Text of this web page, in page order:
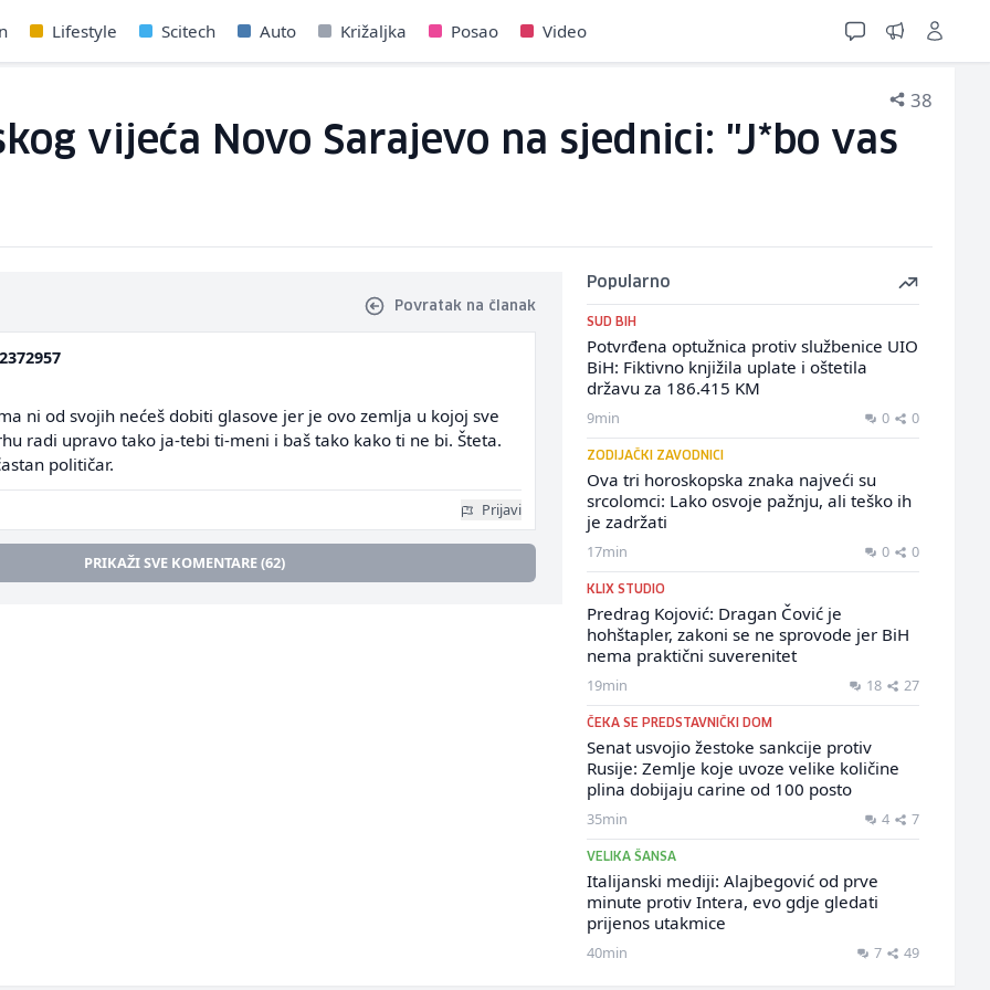
Lifestyle Scitech Auto Križaljka Posao Video
38
vijeća Novo Sarajevo na sjednici: "J*bo vas
Povratak na članak
ni od svojih nećeš dobiti glasove jer je ovo zemlja u kojoj sve
radi upravo tako ja-tebi ti-meni i baš tako kako ti ne bi. Šteta.
političar.
Prijavi
PRIKAŽI SVE KOMENTARE (62)
Popularno
SUD BIH
Potvrđena optužnica protiv službenice UIO
BiH: Fiktivno knjižila uplate i oštetila
državu za 186.415 KM
9min 0 0
ZODIJAČKI ZAVODNICI
Ova tri horoskopska znaka najveći su
srcolomci: Lako osvoje pažnju, ali teško ih
je zadržati
17min 0 0
KLIX STUDIO
Predrag Kojović: Dragan Čović je
hohštapler, zakoni se ne sprovode jer BiH
nema praktični suverenitet
19min 18 27
ČEKA SE PREDSTAVNIČKI DOM
Senat usvojio žestoke sankcije protiv
Rusije: Zemlje koje uvoze velike količine
plina dobijaju carine od 100 posto
35min 4 7
VELIKA ŠANSA
Italijanski mediji: Alajbegović od prve
minute protiv Intera, evo gdje gledati
prijenos utakmice
40min 7 49